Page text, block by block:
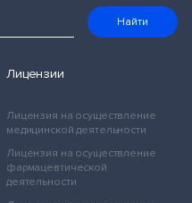
Найти
Лицензии
Лицензия на осуществление
медицинской деятельности
Лицензия на осуществление
фармацевтической
деятельности